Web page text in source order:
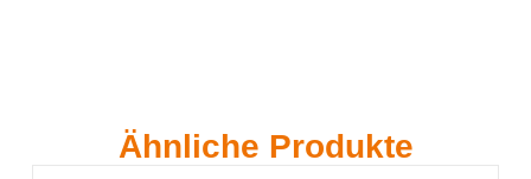
Ähnliche Produkte